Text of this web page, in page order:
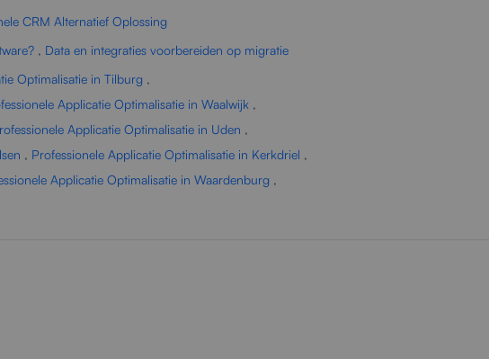
CRM Alternatief Oplossing
, Data en integraties voorbereiden op migratie
Optimalisatie in Tilburg ,
Applicatie Optimalisatie in Waalwijk ,
Applicatie Optimalisatie in Uden ,
, Professionele Applicatie Optimalisatie in Kerkdriel ,
Applicatie Optimalisatie in Waardenburg ,